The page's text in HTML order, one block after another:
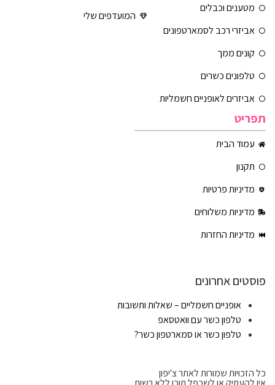
מטענים וכבלים
אביזרי רכב לסמארטפונים
קונים ממך
טלפונים כשרים
אביזרים לאופניים חשמליות
המועדפים שלי
תפריט
עמוד הבית
תקנון
מדיניות פרטיות
מדיניות משלוחים
מדיניות החזרות
פוסטים אחרונים
אופניים חשמליים – שאלות ותשובות
טלפון כשר עם וואטסאפ
טלפון כשר או סמארטפון כשר?
כל הזכויות שמורות לאתר צ'יפון